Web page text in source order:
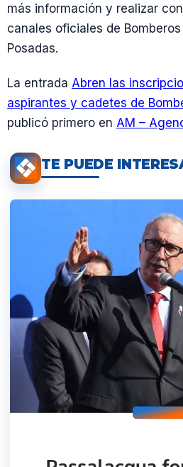
más información y realizar
canales oficiales de
Posadas.
La entrada Abren las
aspirantes y cadetes de
publicó primero en AM –
TE PUEDE